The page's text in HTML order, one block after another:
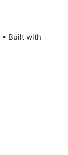
• Built with